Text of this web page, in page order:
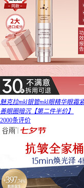
魅克拉mkl银管mkl眼精华眼霜
善眼圈暗沉【第二件半价】
2000条评价